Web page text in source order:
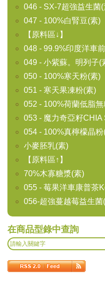
046 - SX-7超強益生菌(
047 - 100%白腎豆(素)
【原料區↓】
048 - 99.9%印度洋車
049 - 小紫蘇。明列子(
050 - 100%寒天粉(素)
051 - 寒天果凍粉(素)
052 - 100%荷蘭低脂
053 - 魔力奇亞籽
054 - 100%真檸檬晶粉
小麥胚乳(素)
【原料區↑】
70%木寡糖漿(素)
055 - 莓果洋車康普茶
056-超強蔓越莓益生
在商品型錄中查詢